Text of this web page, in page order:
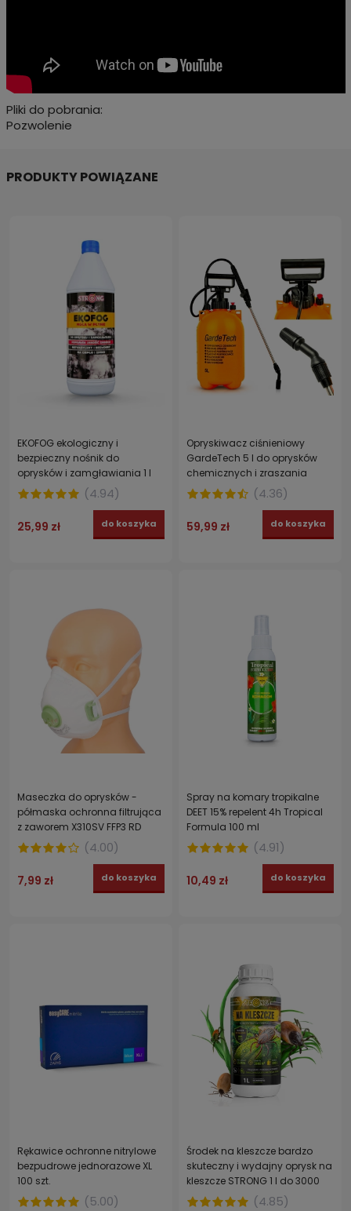
Pliki do pobrania:
Pozwolenie
PRODUKTY POWIĄZANE
EKOFOG ekologiczny i
bezpieczny nośnik do
oprysków i zamgławiania 1 l
(4.94)
25,99 zł do koszyka
Opryskiwacz ciśnieniowy
GardeTech 5 l do oprysków
chemicznych i zraszania
roślin
(4.36)
59,99 zł do koszyka
Maseczka do oprysków -
półmaska ochronna filtrująca
z zaworem X310SV FFP3 RD
(4.00)
7,99 zł do koszyka
Spray na komary tropikalne
DEET 15% repelent 4h Tropical
Formula 100 ml
(4.91)
10,49 zł do koszyka
Rękawice ochronne nitrylowe
bezpudrowe jednorazowe XL
100 szt.
(5.00)
Środek na kleszcze bardzo
skuteczny i wydajny oprysk na
kleszcze STRONG 1 l do 3000
m²
(4.85)